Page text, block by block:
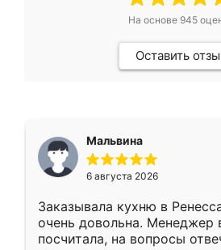
На основе 945
Оставить
Мальвина
6 августа 2026
Заказывала кухню в
очень довольна. Менеджер
посчитала, на вопросы